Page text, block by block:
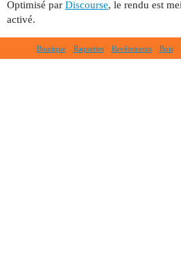
Optimisé par Discourse, le rendu est
activé.
Boutique Raquettes Revêtements Bois